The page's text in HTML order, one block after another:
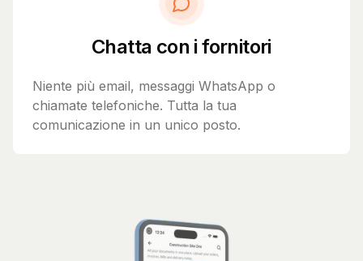
Chatta con i fornitori
Niente più email, messaggi WhatsApp o
chiamate telefoniche. Tutta la tua
comunicazione in un unico posto.